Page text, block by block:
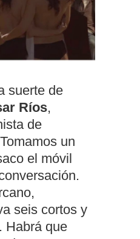
suerte de
Ríos,
de
un
el móvil
seis cortos y
Habrá que